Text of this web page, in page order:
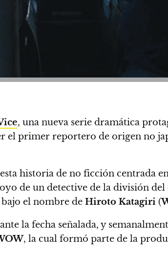
, una nueva serie dramática
el primer reportero de origen no
historia de no ficción centrada
de un detective de la división
el nombre de Hiroto Katagiri (
la fecha señalada, y
, la cual formó parte de la